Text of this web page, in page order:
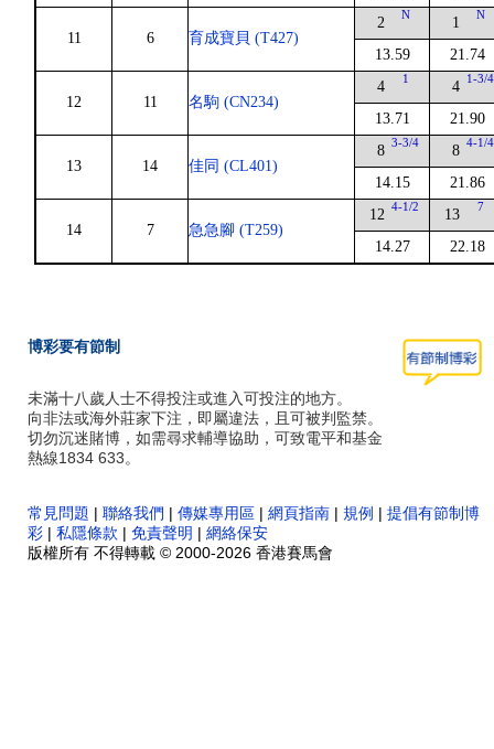
11 6 育成寶貝 (T427)
2 N
13.59
1 N
21.74
12 11 名駒 (CN234)
4 1
13.71
4 1-3/4
21.90
13 14 佳同 (CL401)
8 3-3/4
14.15
8 4-1/4
21.86
14 7 急急腳 (T259)
12 4-1/2
14.27
13 7
22.18
博彩要有節制
未滿十八歲人士不得投注或進入可投注的地方。
向非法或海外莊家下注，即屬違法，且可被判監禁。
切勿沉迷賭博，如需尋求輔導協助，可致電平和基金
熱線1834 633。
常見問題 | 聯絡我們 | 傳媒專用區 | 網頁指南 | 規例 | 提倡有節制博
彩 | 私隱條款 | 免責聲明 | 網絡保安
版權所有 不得轉載 © 2000-2026 香港賽馬會